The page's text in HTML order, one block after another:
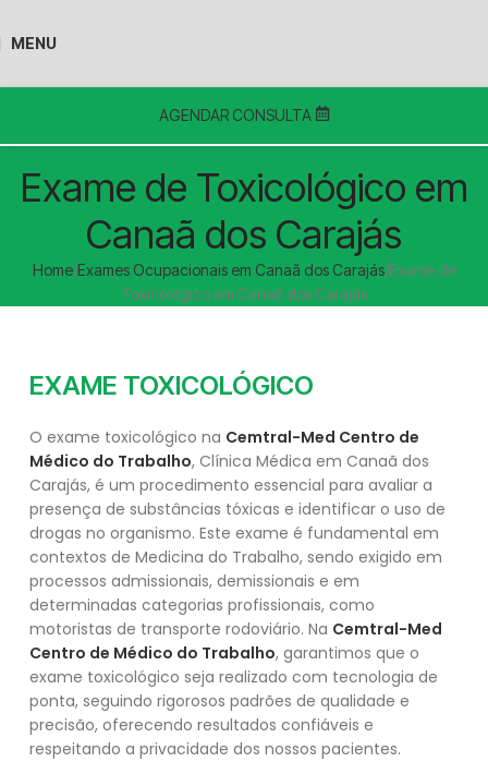
MENU
AGENDAR CONSULTA
Exame de Toxicológico em
Canaã dos Carajás
Home Exames Ocupacionais em Canaã dos Carajás Exame de
Toxicológico em Canaã dos Carajás
EXAME TOXICOLÓGICO
O exame toxicológico na Cemtral-Med Centro de
Médico do Trabalho, Clínica Médica em Canaã dos
Carajás, é um procedimento essencial para avaliar a
presença de substâncias tóxicas e identificar o uso de
drogas no organismo. Este exame é fundamental em
contextos de Medicina do Trabalho, sendo exigido em
processos admissionais, demissionais e em
determinadas categorias profissionais, como
motoristas de transporte rodoviário. Na Cemtral-Med
Centro de Médico do Trabalho, garantimos que o
exame toxicológico seja realizado com tecnologia de
ponta, seguindo rigorosos padrões de qualidade e
precisão, oferecendo resultados confiáveis e
respeitando a privacidade dos nossos pacientes.